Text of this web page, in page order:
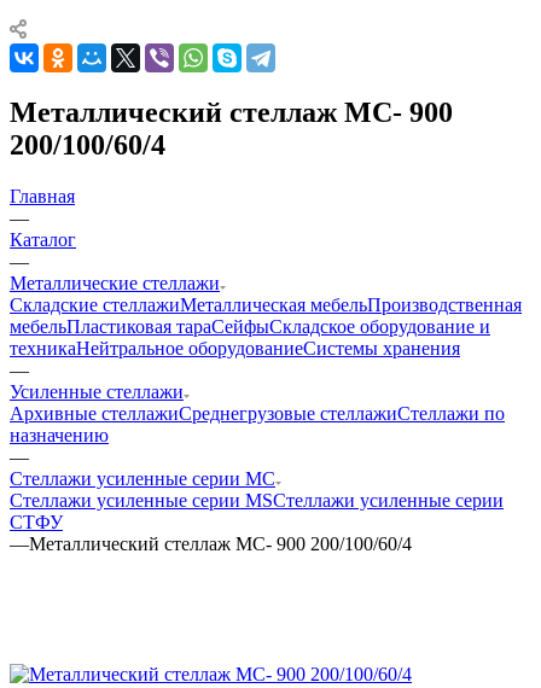
Металлический стеллаж МС- 900
200/100/60/4
Главная
—
Каталог
—
Металлические стеллажи
Складские стеллажиМеталлическая мебельПроизводственная
мебельПластиковая тараСейфыСкладское оборудование и
техникаНейтральное оборудованиеСистемы хранения
—
Усиленные стеллажи
Архивные стеллажиСреднегрузовые стеллажиСтеллажи по
назначению
—
Стеллажи усиленные серии МС
Стеллажи усиленные серии MSСтеллажи усиленные серии
СТФУ
—Металлический стеллаж МС- 900 200/100/60/4